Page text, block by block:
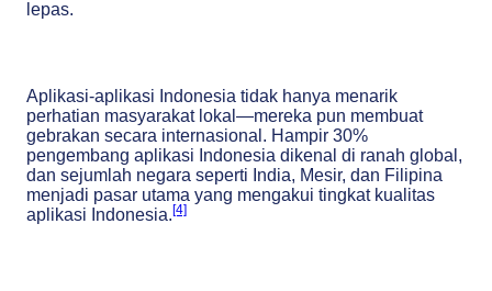
lepas.
Aplikasi-aplikasi Indonesia tidak hanya menarik
perhatian masyarakat lokal—mereka pun membuat
gebrakan secara internasional. Hampir 30%
pengembang aplikasi Indonesia dikenal di ranah global,
dan sejumlah negara seperti India, Mesir, dan Filipina
menjadi pasar utama yang mengakui tingkat kualitas
aplikasi Indonesia.[4]